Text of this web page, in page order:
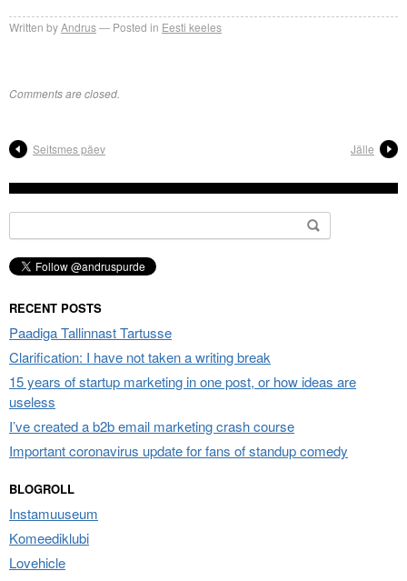
Written byAndrus Posted in Eesti keeles
Comments are closed.
Seitsmes päev Jälle
for:
RECENT POSTS
Paadiga Tallinnast Tartusse
Clarification: I have not taken a writing break
15 years of startup marketing in one post, or how ideas are
useless
I’ve created a b2b email marketing crash course
Important coronavirus update for fans of standup comedy
BLOGROLL
Instamuuseum
Komeediklubi
Lovehicle